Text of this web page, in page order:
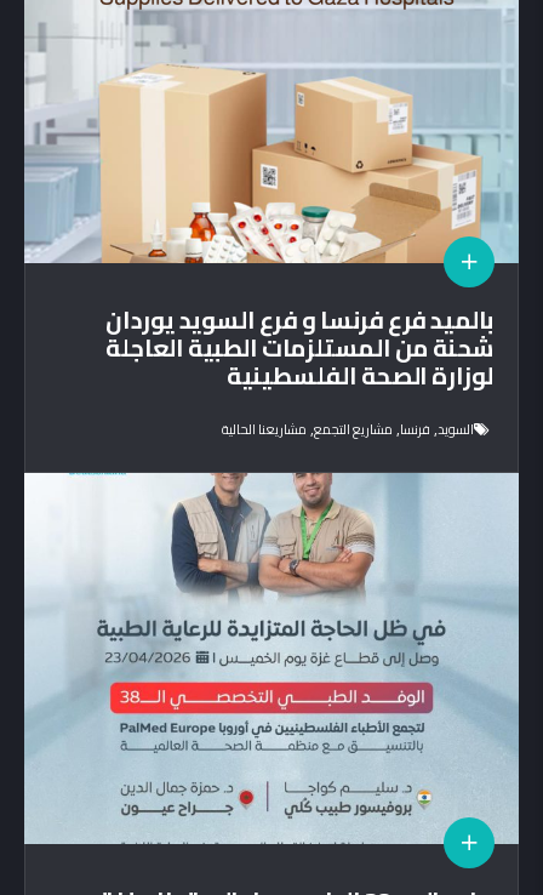
بالميد فرع فرنسا و فرع السويد يوردان
شحنة من المستلزمات الطبية العاجلة
لوزارة الصحة الفلسطينية
السويد, فرنسا, مشاريع التجمع, مشاريعنا الحالية